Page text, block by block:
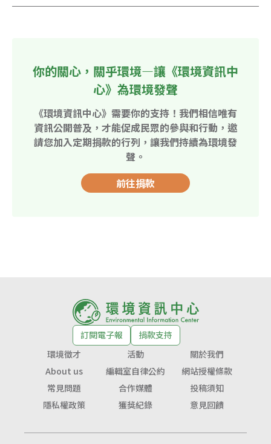
你的關心，關乎環境—讓《環境資訊中
心》為環境發聲
《環境資訊中心》需要你的支持！我們相信唯有
資訊公開普及，才能促成民眾的參與和行動，邀
請您加入定期捐款的行列，讓我們持續為環境發
聲。
前往捐款
訂閱電子報
捐款支持
環境徵才
活動
關於我們
About us
編輯室自律公約
網站授權條款
常見問題
合作媒體
投稿須知
隱私權政策
獲獎紀錄 意見回饋